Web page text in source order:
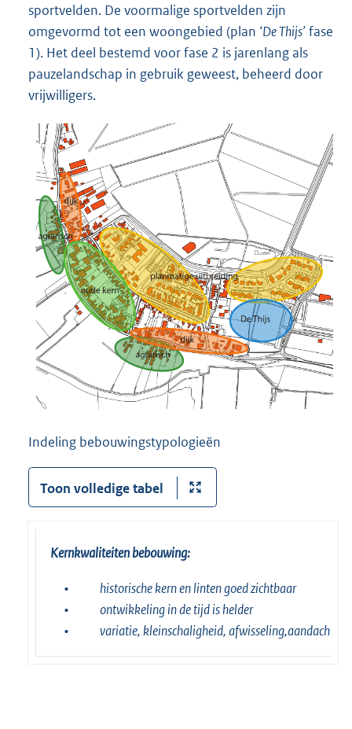
sportvelden. De voormalige sportvelden zijn
omgevormd tot een woongebied (plan ‘De Thijs’fase
1). Het deel bestemd voor fase 2 is jarenlang als
pauzelandschap in gebruik geweest, beheerd door
vrijwilligers.
Indeling bebouwingstypologieën
Toon volledige tabel
Kernkwaliteiten bebouwing:
•
historische kern en linten goed zichtbaar
•
ontwikkeling in de tijd is helder
•
variatie, kleinschaligheid, afwisseling,aandacht